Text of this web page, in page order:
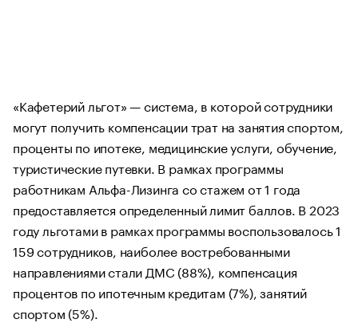
«Кафетерий льгот» — система, в которой сотрудники
могут получить компенсации трат на занятия спортом,
проценты по ипотеке, медицинские услуги, обучение,
туристические путевки. В рамках программы
работникам Альфа-Лизинга со стажем от 1 года
предоставляется определенный лимит баллов. В 2023
году льготами в рамках программы воспользовалось 1
159 сотрудников, наиболее востребованными
направлениями стали ДМС (88%), компенсация
процентов по ипотечным кредитам (7%), занятий
спортом (5%).